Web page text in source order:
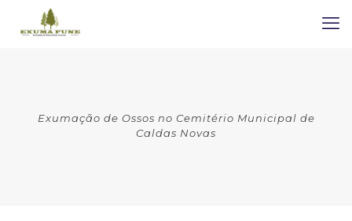
Exumação de Ossos no Cemitério Municipal de
Caldas Novas